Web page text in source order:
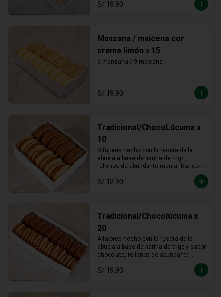
S/ 19.90
Manzana / maicena con
crema limón x 15
6 manzana / 9 maicena
S/ 19.90
Tradicional/ChocoLúcuma x
10
Alfajores hecho con la receta de la
abuela a base de harina de trigo,
rellenos de abundante manjar blanco
tradicional y manjar blanco de lúcuma
S/ 12.90
Tradicional/Chocolúcuma x
20
Alfajores hecho con la receta de la
abuela a base de harina de trigo y sabor
chocolate, rellenos de abundante
blanco de lúcuma
S/ 19.90